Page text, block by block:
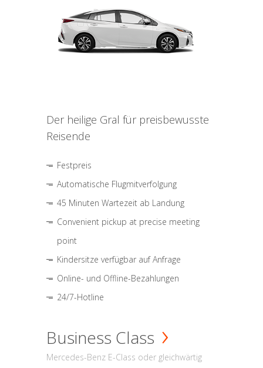
Der heilige Gral für preisbewusste
Reisende
Festpreis
Automatische Flugmitverfolgung
45 Minuten Wartezeit ab Landung
Convenient pickup at precise meeting
point
Kindersitze verfügbar auf Anfrage
Online- und Offline-Bezahlungen
24/7-Hotline
Business Class
Mercedes-Benz E-Class oder gleichwärtig